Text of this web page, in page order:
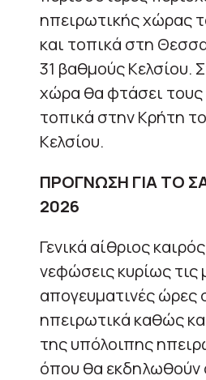
ηπειρωτικής χώρας
και τοπικά στη
31 βαθμούς Κελσίου.
χώρα θα φτάσει τους
τοπικά στην Κρήτη
Κελσίου.
ΠΡΟΓΝΩΣΗ ΓΙΑ ΤΟ
2026
Γενικά αίθριος
νεφώσεις κυρίως τις
απογευματινές ώρες
ηπειρωτικά καθώς
της υπόλοιπης
όπου θα εκδηλωθούν